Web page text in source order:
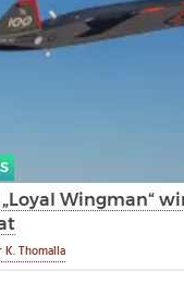
Wingman“
Thomalla